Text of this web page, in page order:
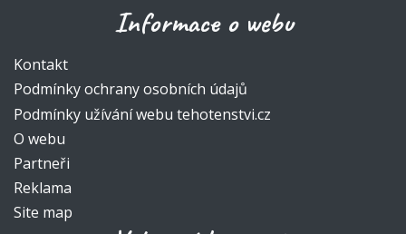
Informace o webu
Kontakt
Podmínky ochrany osobních údajů
Podmínky užívání webu tehotenstvi.cz
O webu
Partneři
Reklama
Site map